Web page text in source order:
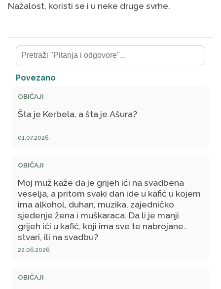
Nažalost, koristi se i u neke druge svrhe.
Povezano
OBIČAJI
Šta je Kerbela, a šta je Ašura?
01.07.2026.
OBIČAJI
Moj muž kaže da je grijeh ići na svadbena
veselja, a pritom svaki dan ide u kafić u kojem
ima alkohol, duhan, muzika, zajedničko
sjedenje žena i muškaraca. Da li je manji
grijeh ići u kafić, koji ima sve te nabrojane
stvari, ili na svadbu?
22.06.2026.
OBIČAJI